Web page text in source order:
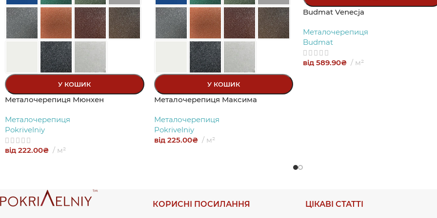
У КОШИК
Металочерепиця Мюнхен
Металочерепиця
Pokrivelniy
від 222.00₴ м²
У КОШИК
Металочерепиця Максима
Металочерепиця
Pokrivelniy
від 225.00₴ м²
Budmat Venecja
Металочерепиця
Budmat
від 589.90₴ м²
КОРИСНІ ПОСИЛАННЯ ЦІКАВІ СТАТТІ